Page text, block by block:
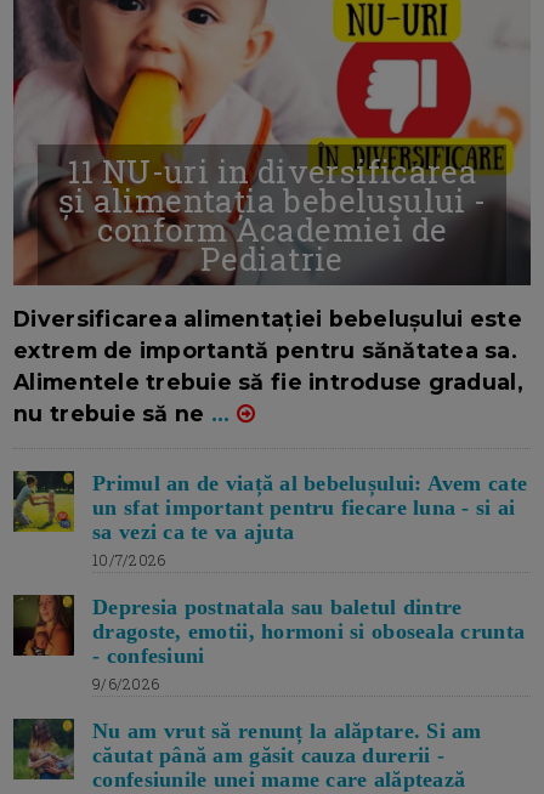
11 NU-uri in diversificarea
și alimentația bebelușului -
conform Academiei de
Pediatrie
Diversificarea alimentației bebelușului este
extrem de importantă pentru sănătatea sa.
Alimentele trebuie să fie introduse gradual,
nu trebuie să ne ...
Primul an de viață al bebelușului: Avem cate
un sfat important pentru fiecare luna - si ai
sa vezi ca te va ajuta
10/7/2026
Depresia postnatala sau baletul dintre
dragoste, emotii, hormoni si oboseala crunta
- confesiuni
9/6/2026
Nu am vrut să renunț la alăptare. Si am
căutat până am găsit cauza durerii -
confesiunile unei mame care alăptează